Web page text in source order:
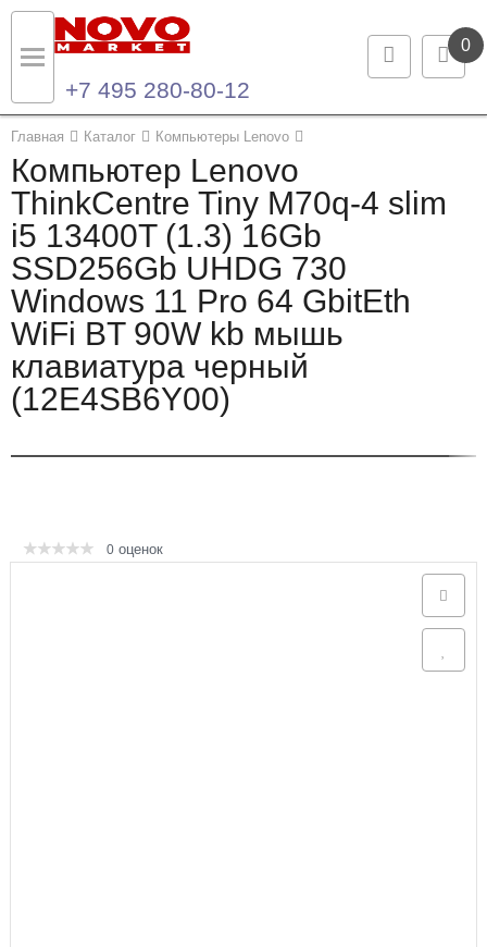
0
+7 495 280-80-12
Главная Каталог Компьютеры Lenovo
Компьютер Lenovo
ThinkCentre Tiny M70q-4 slim
i5 13400T (1.3) 16Gb
SSD256Gb UHDG 730
Windows 11 Pro 64 GbitEth
WiFi BT 90W kb мышь
клавиатура черный
(12E4SB6Y00)
0 оценок
Назад
Каталог продукции
Ноутбуки и ультрабуки
Компьютеры
Моноблоки
Серверы и СХД
Назад
Контакты
Контактная информация